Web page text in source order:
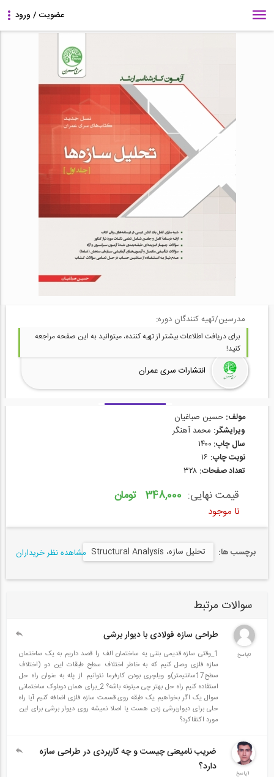
مدرسین/تهیه کنندگان دوره:
برای دریافت اطلاعات بیشتر از تهیه کننده، میتوانید به این صفحه مراجعه
کنید!
انتشارات سری عمران
مولف: حسین صباغیان
ویرایشگر: محمد آهنگر
سال چاپ: ۱۴۰۰
نوبت چاپ:
تعداد صفحات:
قیمت نهایی: 348,000 تومان
نا موجود
برچسب ها: تحلیل سازه، Structural Analysis مشاهده نظر خریداران
سوالات مرتبط
0پاسخ
طراحی سازه فولادی با دیوار برشی
1_وقتی سازه قدیمی بتنی یه ساختمان الف را قصد داریم به یک ساختمان
سازه فلزی وصل کنیم که به خاطر اختلاف سطح طبقات این دو (اختلاف
سطح17سانتیمتر)و ویلچری بودن کارفرما نتوانیم از پله به عنوان راه حل
استفاده کنیم راه حل بهتر چی میتونه باشه؟ 2_برای همان دوبلوک ساختمانی
سوال یک اگر بخواهیم یک طبقه روی قسمت سازه فلزی اضافه کنیم آیا راه
حلی برای دیواربرشی زدن هست یا اصلا نمیشه روی دیوار برشی برای این
مورد اکتفاکرد؟
1پاسخ
ضریب نامیعنی چیست و چه کاربردی در طراحی سازه
دارد؟